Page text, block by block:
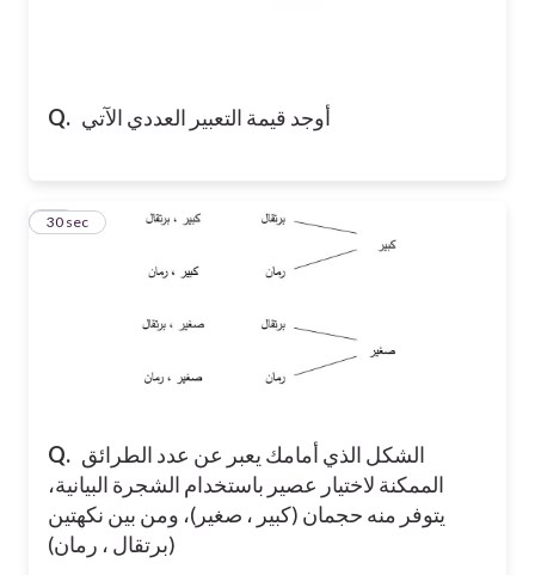
Q. أوجد قيمة التعبير العددي الآتي
Q. الشكل الذي أمامك يعبر عن عدد الطرائق
الممكنة لاختيار عصير باستخدام الشجرة البيانية،
يتوفر منه حجمان (كبير ، صغير)، ومن بين نكهتين
(برتقال ، رمان)
14
30 sec